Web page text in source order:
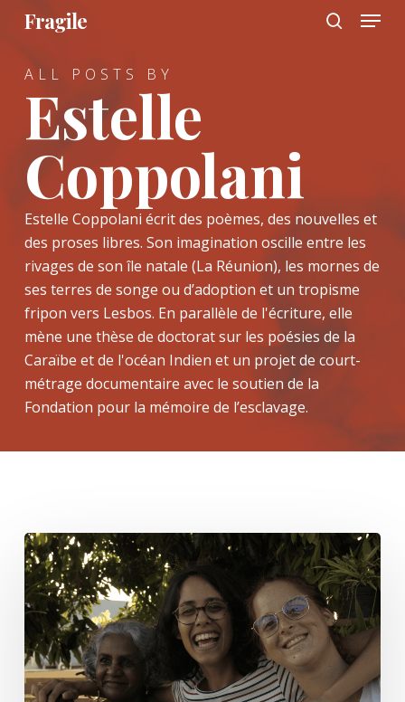
Skip
content
Fragile Menu
ALL POSTS BY
Estelle
Coppolani
Estelle Coppolani écrit des poèmes, des nouvelles et
des proses libres. Son imagination oscille entre les
rivages de son île natale (La Réunion), les mornes de
ses terres de songe ou d’adoption et un tropisme
fripon vers Lesbos. En parallèle de l'écriture, elle
mène une thèse de doctorat sur les poésies de la
Caraïbe et de l'océan Indien et un projet de court-
métrage documentaire avec le soutien de la
Fondation pour la mémoire de l’esclavage.
Un
matrimoine
réunionnais